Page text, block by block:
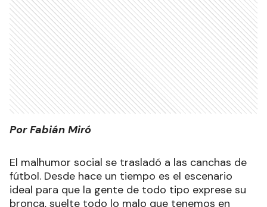
Por Fabián Miró
El malhumor social se trasladó a las canchas de
fútbol. Desde hace un tiempo es el escenario
ideal para que la gente de todo tipo exprese su
bronca, suelte todo lo malo que tenemos en